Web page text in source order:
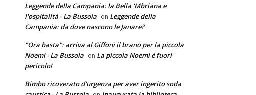
Leggende della Campania: la Bella 'Mbriana e
l'ospitalità - La Bussola on Leggende della
Campania: da dove nascono le Janare?
"Ora basta": arriva al Giffoni il brano per la piccola
Noemi - La Bussola on La piccola Noemi è fuori
pericolo!
Bimbo ricoverato d'urgenza per aver ingerito soda